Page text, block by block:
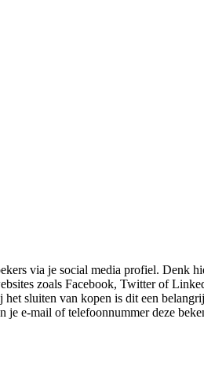
via je social media profiel. Denk
zoals Facebook, Twitter of
sluiten van kopen is dit een
je e-mail of telefoonnummer deze